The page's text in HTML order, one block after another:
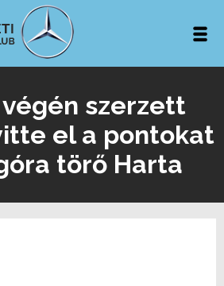
szerzett
el a pontokat
törő Harta